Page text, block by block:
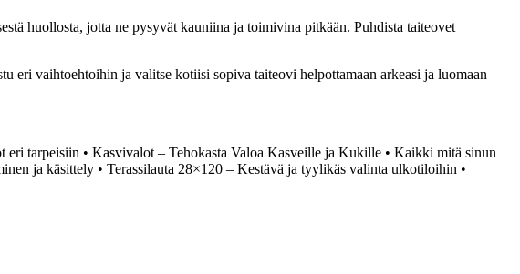
huollosta, jotta ne pysyvät kauniina ja toimivina pitkään. Puhdista taiteovet
eri vaihtoehtoihin ja valitse kotiisi sopiva taiteovi helpottamaan arkeasi ja luomaan
eri tarpeisiin • Kasvivalot – Tehokasta Valoa Kasveille ja Kukille • Kaikki mitä sinun
ja käsittely • Terassilauta 28×120 – Kestävä ja tyylikäs valinta ulkotiloihin •